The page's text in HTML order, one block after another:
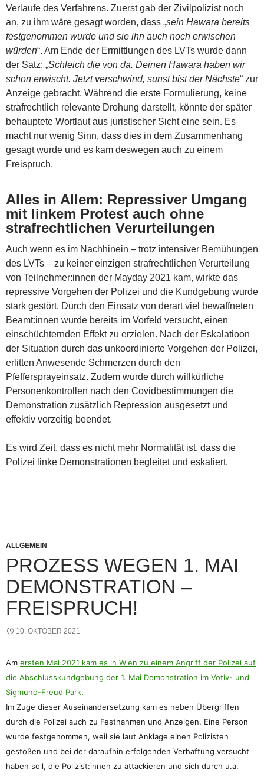
Verlaufe des Verfahrens. Zuerst gab der Zivilpolizist noch
an, zu ihm wäre gesagt worden, dass „sein Hawara bereits
festgenommen wurde und sie ihn auch noch erwischen
würden“. Am Ende der Ermittlungen des LVTs wurde dann
der Satz: „Schleich die von da. Deinen Hawara haben wir
schon erwischt. Jetzt verschwind, sunst bist der Nächste“ zur
Anzeige gebracht. Während die erste Formulierung, keine
strafrechtlich relevante Drohung darstellt, könnte der später
behauptete Wortlaut aus juristischer Sicht eine sein. Es
macht nur wenig Sinn, dass dies in dem Zusammenhang
gesagt wurde und es kam deswegen auch zu einem
Freispruch.
Alles in Allem: Repressiver Umgang
mit linkem Protest auch ohne
strafrechtlichen Verurteilungen
Auch wenn es im Nachhinein – trotz intensiver Bemühungen
des LVTs – zu keiner einzigen strafrechtlichen Verurteilung
von Teilnehmer:innen der Mayday 2021 kam, wirkte das
repressive Vorgehen der Polizei und die Kundgebung wurde
stark gestört. Durch den Einsatz von derart viel bewaffneten
Beamt:innen wurde bereits im Vorfeld versucht, einen
einschüchternden Effekt zu erzielen. Nach der Eskalatioon
der Situation durch das unkoordinierte Vorgehen der Polizei,
erlitten Anwesende Schmerzen durch den
Pfeffersprayeinsatz. Zudem wurde durch willkürliche
Personenkontrollen nach den Covidbestimmungen die
Demonstration zusätzlich Repression ausgesetzt und
effektiv vorzeitig beendet.
Es wird Zeit, dass es nicht mehr Normalität ist, dass die
Polizei linke Demonstrationen begleitet und eskaliert.
ALLGEMEIN
PROZESS WEGEN 1. MAI
DEMONSTRATION –
FREISPRUCH!
10. OKTOBER 2021
Am ersten Mai 2021 kam es in Wien zu einem Angriff der Polizei auf
die Abschlusskundgebung der 1. Mai Demonstration im Votiv- und
Sigmund-Freud Park.
Im Zuge dieser Auseinandersetzung kam es neben Übergriffen
durch die Polizei auch zu Festnahmen und Anzeigen. Eine Person
wurde festgenommen, weil sie laut Anklage einen Polizisten
gestoßen und bei der daraufhin erfolgenden Verhaftung versucht
haben soll, die Polizist:innen zu attackieren und sich durch u.a.